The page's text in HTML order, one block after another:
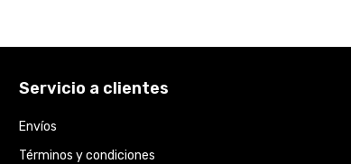
Servicio a clientes
Envíos
Términos y condiciones